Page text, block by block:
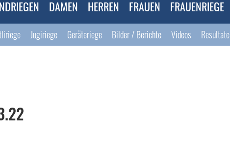
DAMEN HERREN FRAUEN FRAUENRIEGE
Jugiriege Geräteriege Bilder / Berichte Videos Resultate